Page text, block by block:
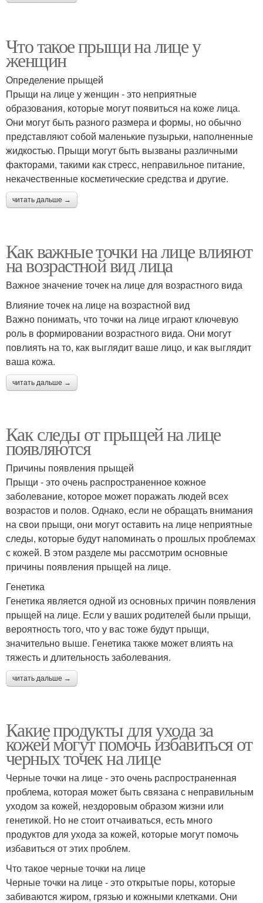
Что такое прыщи на лице у
женщин
Определение прыщей
Прыщи на лице у женщин - это неприятные
образования, которые могут появиться на коже лица.
Они могут быть разного размера и формы, но обычно
представляют собой маленькие пузырьки, наполненные
жидкостью. Прыщи могут быть вызваны различными
факторами, такими как стресс, неправильное питание,
некачественные косметические средства и другие.
читать дальше →
Как важные точки на лице влияют
на возрастной вид лица
Важное значение точек на лице для возрастного вида
Влияние точек на лице на возрастной вид
Важно понимать, что точки на лице играют ключевую
роль в формировании возрастного вида. Они могут
повлиять на то, как выглядит ваше лицо, и как выглядит
ваша кожа.
читать дальше →
Как следы от прыщей на лице
появляются
Причины появления прыщей
Прыщи - это очень распространенное кожное
заболевание, которое может поражать людей всех
возрастов и полов. Однако, если не обращать внимания
на свои прыщи, они могут оставить на лице неприятные
следы, которые будут напоминать о прошлых проблемах
с кожей. В этом разделе мы рассмотрим основные
причины появления прыщей на лице.
Генетика
Генетика является одной из основных причин появления
прыщей на лице. Если у ваших родителей были прыщи,
вероятность того, что у вас тоже будут прыщи,
значительно выше. Генетика также может влиять на
тяжесть и длительность заболевания.
читать дальше →
Какие продукты для ухода за
кожей могут помочь избавиться от
черных точек на лице
Черные точки на лице - это очень распространенная
проблема, которая может быть связана с неправильным
уходом за кожей, нездоровым образом жизни или
генетикой. Но не стоит отчаиваться, есть много
продуктов для ухода за кожей, которые могут помочь
избавиться от этих проблем.
Что такое черные точки на лице
Черные точки на лице - это открытые поры, которые
забиваются жиром, грязью и кожными клетками. Они